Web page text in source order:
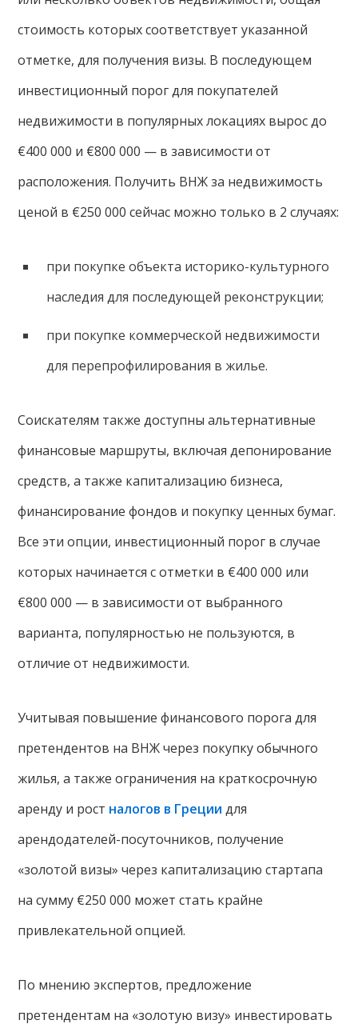
стоимость которых соответствует указанной
отметке, для получения визы. В последующем
инвестиционный порог для покупателей
недвижимости в популярных локациях вырос до
€400 000 и €800 000 — в зависимости от
расположения. Получить ВНЖ за недвижимость
ценой в €250 000 сейчас можно только в 2 случаях:
при покупке объекта историко-культурного
наследия для последующей реконструкции;
при покупке коммерческой недвижимости
для перепрофилирования в жилье.
Соискателям также доступны альтернативные
финансовые маршруты, включая депонирование
средств, а также капитализацию бизнеса,
финансирование фондов и покупку ценных бумаг.
Все эти опции, инвестиционный порог в случае
которых начинается с отметки в €400 000 или
€800 000 — в зависимости от выбранного
варианта, популярностью не пользуются, в
отличие от недвижимости.
Учитывая повышение финансового порога для
претендентов на ВНЖ через покупку обычного
жилья, а также ограничения на краткосрочную
аренду и рост налогов в Греции для
арендодателей-посуточников, получение
«золотой визы» через капитализацию стартапа
на сумму €250 000 может стать крайне
привлекательной опцией.
По мнению экспертов, предложение
претендентам на «золотую визу» инвестировать